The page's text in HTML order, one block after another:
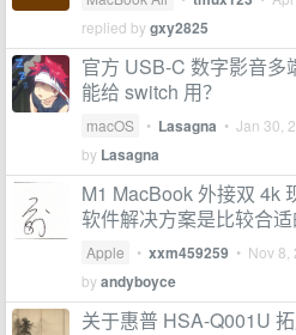
replied bygxy2825
官方 USB-C 数字影音多
能给 switch 用？
macOS • Lasagna • Jan 30,
by Lasagna
M1 MacBook 外接双 4k
软件解决方案是比较合适
Apple • xxm459259 • Nov 8,
byandyboyce
关于惠普 HSA-Q001U